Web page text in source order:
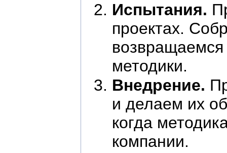
Испытания.
проектах.
возвращаемся
методики.
Внедрение.
и делаем их
когда
компании.